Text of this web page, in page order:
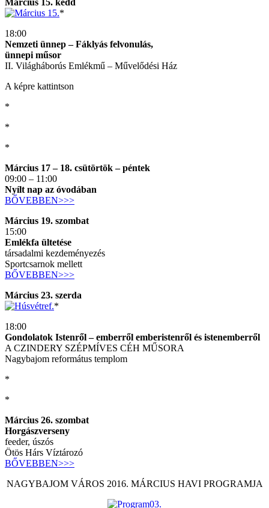
Március 15. kedd
*
18:00
Nemzeti ünnep – Fáklyás felvonulás,
ünnepi műsor
II. Világháborús Emlékmű – Művelődési Ház
A képre kattintson
*
*
*
Március 17 – 18. csütörtök – péntek
09:00 – 11:00
Nyílt nap az óvodában
BŐVEBBEN>>>
Március 19. szombat
15:00
Emlékfa ültetése
társadalmi kezdeményezés
Sportcsarnok mellett
BŐVEBBEN>>>
Március 23. szerda
*
18:00
Gondolatok Istenről – emberről emberistenről és istenemberről
A CZINDERY SZÉPMÍVES CÉH MŰSORA
Nagybajom református templom
*
*
Március 26. szombat
Horgászverseny
feeder, úszós
Ötös Hárs Víztározó
BŐVEBBEN>>>
NAGYBAJOM VÁROS 2016. MÁRCIUS HAVI PROGRAMJA